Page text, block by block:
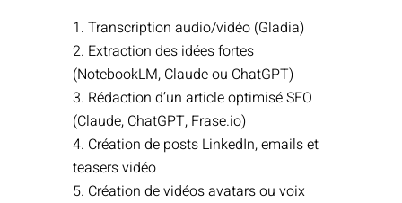
Transcription audio/vidéo (Gladia)
Extraction des idées fortes
(NotebookLM, Claude ou ChatGPT)
Rédaction d’un article optimisé SEO
(Claude, ChatGPT, Frase.io)
Création de posts LinkedIn, emails et
teasers vidéo
Création de vidéos avatars ou voix